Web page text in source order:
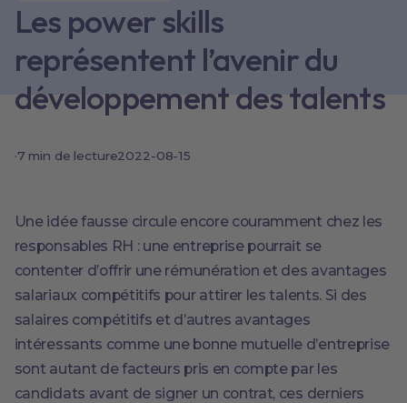
Les power skills
représentent l’avenir du
développement des talents
·7 min de lecture2022-08-15
Une idée fausse circule encore couramment chez les
responsables RH : une entreprise pourrait se
contenter d’offrir une rémunération et des avantages
salariaux compétitifs pour attirer les talents. Si des
salaires compétitifs et d’autres avantages
intéressants comme une bonne mutuelle d’entreprise
sont autant de facteurs pris en compte par les
candidats avant de signer un contrat, ces derniers